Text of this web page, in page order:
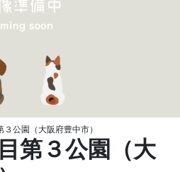
公園（大阪府豊中市）
第３公園（大